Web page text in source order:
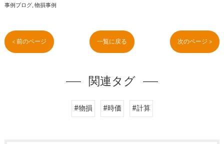
事例ブログ 物損事例
< 前のページ 一覧に戻る 次のページ >
関連タグ
#物損 #時価 #計算